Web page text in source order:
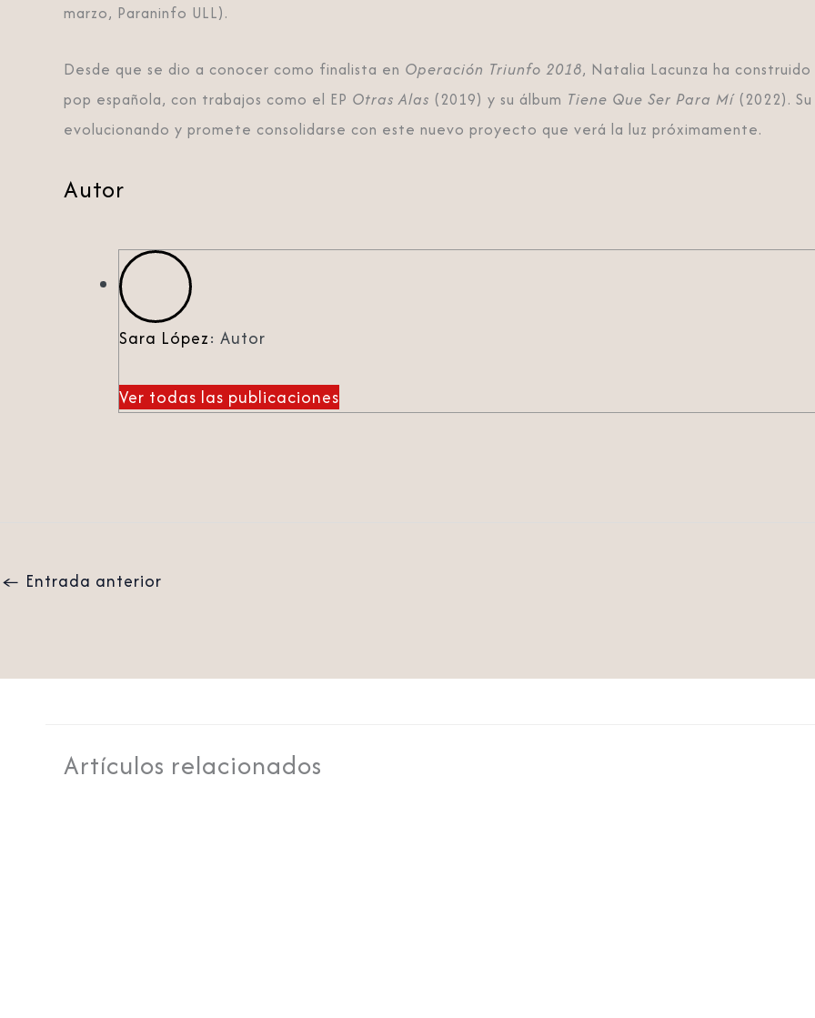
marzo, Paraninfo ULL).
Desde que se dio a conocer como finalista en Operación Triunfo 2018, Natalia Lacunza ha
pop española, con trabajos como el EP Otras Alas (2019) y su álbum Tiene Que Ser Para Mí(2022).
evolucionando y promete consolidarse con este nuevo proyecto que verá la luz próximamente.
Autor
Sara López: Autor
Ver todas las publicaciones
← Entrada anterior
Artículos relacionados